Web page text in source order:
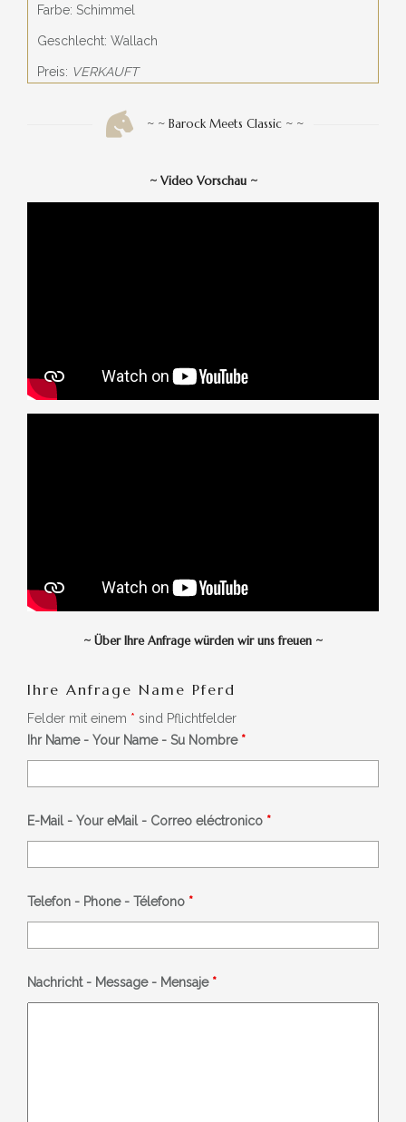
Farbe: Schimmel
Geschlecht: Wallach
Preis: VERKAUFT
~ ~ Barock Meets Classic ~ ~
~Video Vorschau ~
~ Über Ihre Anfrage würden wir uns freuen ~
Ihre Anfrage Name Pferd
Felder mit einem * sind Pflichtfelder
Ihr Name - Your Name - Su Nombre *
E-Mail - Your eMail - Correo eléctronico *
Telefon - Phone - Télefono *
Nachricht - Message - Mensaje *